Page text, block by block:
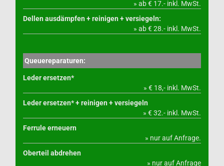
» ab € 17.- inkl. MwSt.
Dellen ausdämpfen + reinigen + versiegeln:
» ab € 28.- inkl. MwSt.
Queuereparaturen:
Leder ersetzen*
» € 18,- inkl. MwSt.
Leder ersetzen* + reinigen + versiegeln
» € 32.- inkl. MwSt.
Ferrule erneuern
» nur auf Anfrage.
Oberteil abdrehen
» nur auf Anfrage